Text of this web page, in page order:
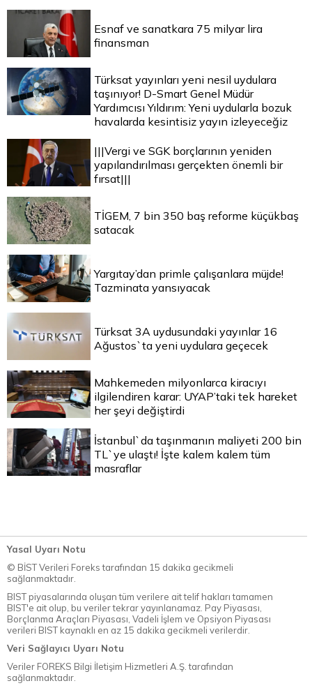
Esnaf ve sanatkara 75 milyar lira
finansman
Türksat yayınları yeni nesil uydulara
taşınıyor! D-Smart Genel Müdür
Yardımcısı Yıldırım: Yeni uydularla bozuk
havalarda kesintisiz yayın izleyeceğiz
|||Vergi ve SGK borçlarının yeniden
yapılandırılması gerçekten önemli bir
fırsat|||
TİGEM, 7 bin 350 baş reforme küçükbaş
satacak
Yargıtay’dan primle çalışanlara müjde!
Tazminata yansıyacak
Türksat 3A uydusundaki yayınlar 16
Ağustos`ta yeni uydulara geçecek
Mahkemeden milyonlarca kiracıyı
ilgilendiren karar: UYAP’taki tek hareket
her şeyi değiştirdi
İstanbul`da taşınmanın maliyeti 200 bin
TL`ye ulaştı! İşte kalem kalem tüm
masraflar
Yasal Uyarı Notu
© BİST Verileri Foreks tarafından 15 dakika gecikmeli
sağlanmaktadır.
BIST piyasalarında oluşan tüm verilere ait telif hakları tamamen
BIST'e ait olup, bu veriler tekrar yayınlanamaz. Pay Piyasası,
Borçlanma Araçları Piyasası, Vadeli İşlem ve Opsiyon Piyasası
verileri BIST kaynaklı en az 15 dakika gecikmeli verilerdir.
Veri Sağlayıcı Uyarı Notu
Veriler FOREKS Bilgi İletişim Hizmetleri A.Ş. tarafından
sağlanmaktadır.